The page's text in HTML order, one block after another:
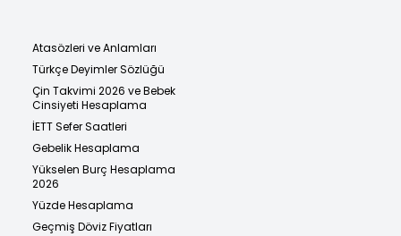
Atasözleri ve Anlamları
Türkçe Deyimler Sözlüğü
Çin Takvimi 2026 ve Bebek
Cinsiyeti Hesaplama
İETT Sefer Saatleri
Gebelik Hesaplama
Yükselen Burç Hesaplama
2026
Yüzde Hesaplama
Geçmiş Döviz Fiyatları